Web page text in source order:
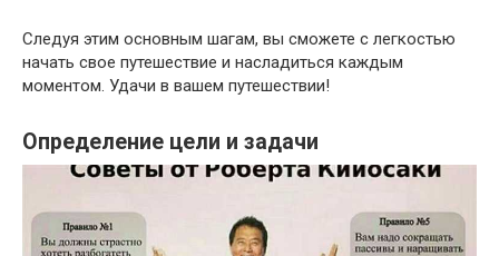
Следуя этим основным шагам, вы сможете с легкостью
начать свое путешествие и насладиться каждым
моментом. Удачи в вашем путешествии!
Определение цели и задачи